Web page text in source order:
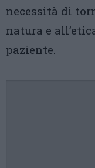
necessità di
natura e
paziente.